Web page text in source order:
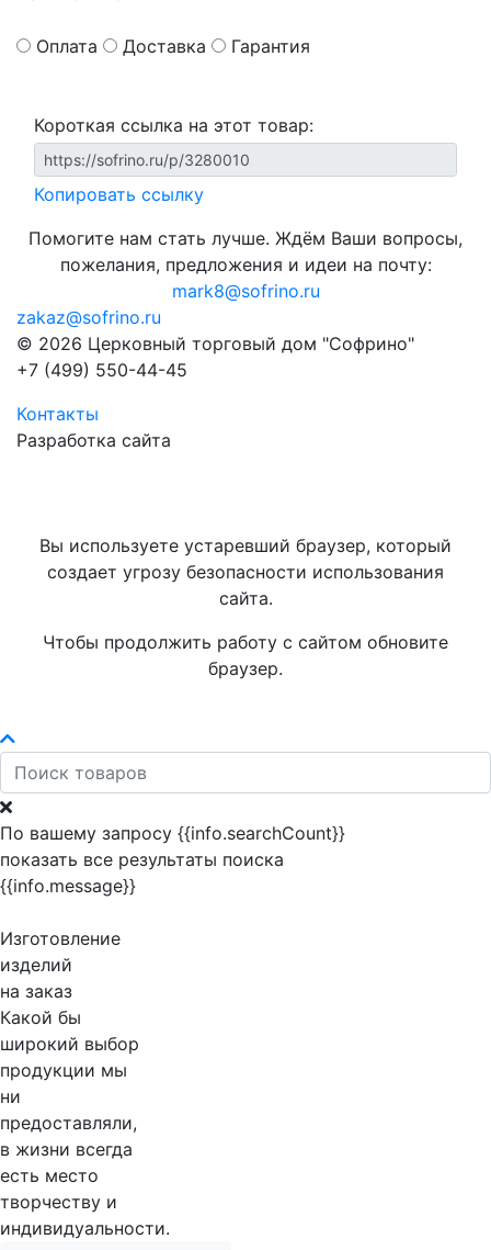
Оплата Доставка Гарантия
Короткая ссылка на этот товар:
Копировать ссылку
Помогите нам стать лучше. Ждём Ваши вопросы,
пожелания, предложения и идеи на почту:
mark8@sofrino.ru
zakaz@sofrino.ru
© 2026 Церковный торговый дом "Софрино"
+7 (499) 550-44-45
Контакты
Разработка сайта
Вы используете устаревший браузер, который
создает угрозу безопасности использования
сайта.
Чтобы продолжить работу с сайтом обновите
браузер.
По вашему запросу {{info.searchCount}}
показать все результаты поиска
{{info.message}}
Изготовление
изделий
на заказ
Какой бы
широкий выбор
продукции мы
ни
предоставляли,
в жизни всегда
есть место
творчеству и
индивидуальности.